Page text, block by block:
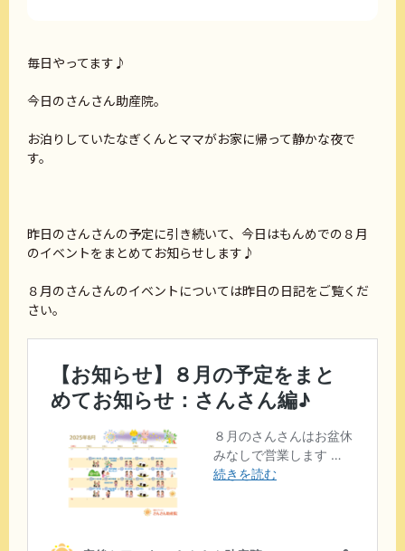
毎日やってます♪
今日のさんさん助産院。
お泊りしていたなぎくんとママがお家に帰って静かな夜で
す。
昨日のさんさんの予定に引き続いて、今日はもんめでの８月
のイベントをまとめてお知らせします♪
８月のさんさんのイベントについては昨日の日記をご覧くだ
さい。